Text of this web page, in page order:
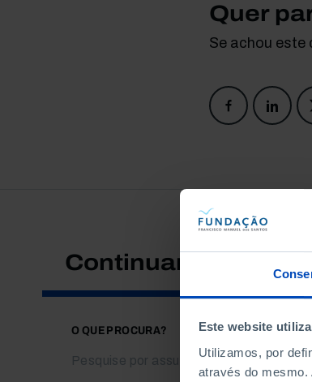
Este website
Utilizamos, por
através do mesmo.
Quer
Se achou este
Continuar a
O QUE PROCURA?